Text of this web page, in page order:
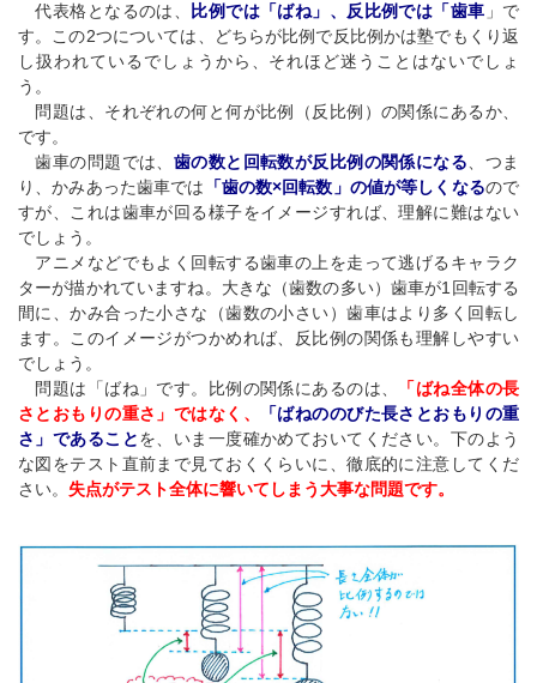
代表格となるのは、
比例では「ばね」、反比例では「歯車 」で
す。この2つについては、どちらが比例で反比例かは塾でもくり返
し扱われているでしょうから、それほど迷うことはないでしょ
う。
問題は、それぞれの何と何が比例（反比例）の関係にあるか、
です。
歯車の問題では、 歯の数と回転数が反比例の関係になる、つま
り、かみあった歯車では 「歯の数×回転数」の値が等しくなるので
すが、これは歯車が回る様子をイメージすれば、理解に難はない
でしょう。
アニメなどでもよく回転する歯車の上を走って逃げるキャラク
ターが描かれていますね。大きな（歯数の多い）歯車が1回転する
間に、かみ合った小さな（歯数の小さい）歯車はより多く回転し
ます。このイメージがつかめれば、反比例の関係も理解しやすい
でしょう。
問題は「ばね」です。比例の関係にあるのは、
「ばね全体の長
さとおもりの重さ」ではなく、
「ばねののびた長さとおもりの重
さ」であることを、いま一度確かめておいてください。下のよう
な図をテスト直前まで見ておくくらいに、徹底的に注意してくだ
さい。 失点がテスト全体に響いてしまう大事な問題です。